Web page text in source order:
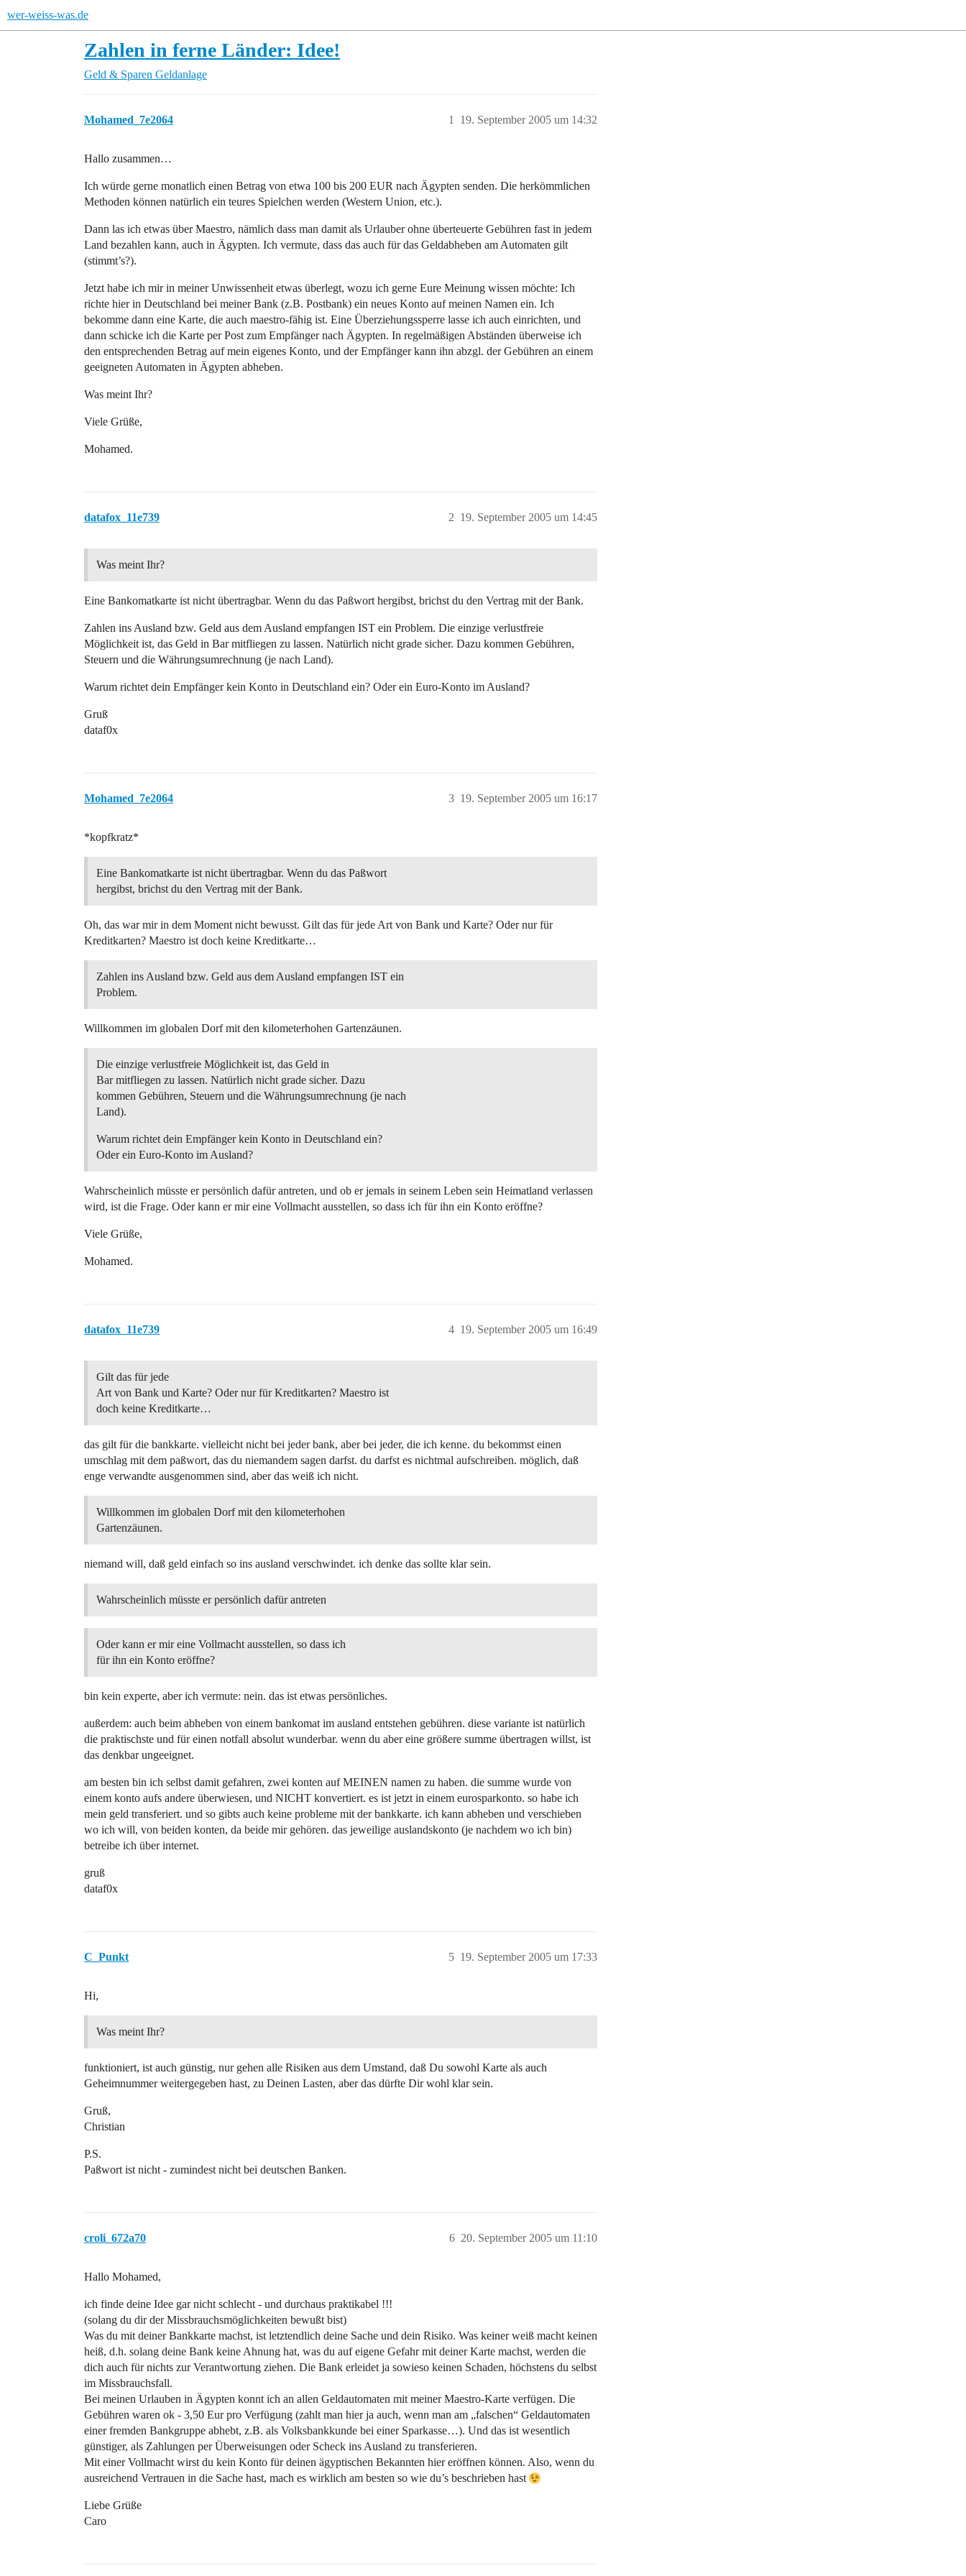
wer-weiss-was.de
Zahlen in ferne Länder: Idee!
Geld & Sparen Geldanlage
Mohamed_7e2064 19. September 2005 um 14:32
1
Hallo zusammen…
Ich würde gerne monatlich einen Betrag von etwa 100 bis 200 EUR nach Ägypten senden. Die herkömmlichen
Methoden können natürlich ein teures Spielchen werden (Western Union, etc.).
Dann las ich etwas über Maestro, nämlich dass man damit als Urlauber ohne überteuerte Gebühren fast in jedem
Land bezahlen kann, auch in Ägypten. Ich vermute, dass das auch für das Geldabheben am Automaten gilt
(stimmt’s?).
Jetzt habe ich mir in meiner Unwissenheit etwas überlegt, wozu ich gerne Eure Meinung wissen möchte: Ich
richte hier in Deutschland bei meiner Bank (z.B. Postbank) ein neues Konto auf meinen Namen ein. Ich
bekomme dann eine Karte, die auch maestro-fähig ist. Eine Überziehungssperre lasse ich auch einrichten, und
dann schicke ich die Karte per Post zum Empfänger nach Ägypten. In regelmäßigen Abständen überweise ich
den entsprechenden Betrag auf mein eigenes Konto, und der Empfänger kann ihn abzgl. der Gebühren an einem
geeigneten Automaten in Ägypten abheben.
Was meint Ihr?
Viele Grüße,
Mohamed.
datafox_11e739 19. September 2005 um 14:45
2
Was meint Ihr?
Eine Bankomatkarte ist nicht übertragbar. Wenn du das Paßwort hergibst, brichst du den Vertrag mit der Bank.
Zahlen ins Ausland bzw. Geld aus dem Ausland empfangen IST ein Problem. Die einzige verlustfreie
Möglichkeit ist, das Geld in Bar mitfliegen zu lassen. Natürlich nicht grade sicher. Dazu kommen Gebühren,
Steuern und die Währungsumrechnung (je nach Land).
Warum richtet dein Empfänger kein Konto in Deutschland ein? Oder ein Euro-Konto im Ausland?
Gruß
dataf0x
Mohamed_7e2064 19. September 2005 um 16:17
3
*kopfkratz*
Eine Bankomatkarte ist nicht übertragbar. Wenn du das Paßwort
hergibst, brichst du den Vertrag mit der Bank.
Oh, das war mir in dem Moment nicht bewusst. Gilt das für jede Art von Bank und Karte? Oder nur für
Kreditkarten? Maestro ist doch keine Kreditkarte…
Zahlen ins Ausland bzw. Geld aus dem Ausland empfangen IST ein
Problem.
Willkommen im globalen Dorf mit den kilometerhohen Gartenzäunen.
Die einzige verlustfreie Möglichkeit ist, das Geld in
Bar mitfliegen zu lassen. Natürlich nicht grade sicher. Dazu
kommen Gebühren, Steuern und die Währungsumrechnung (je nach
Land).
Warum richtet dein Empfänger kein Konto in Deutschland ein?
Oder ein Euro-Konto im Ausland?
Wahrscheinlich müsste er persönlich dafür antreten, und ob er jemals in seinem Leben sein Heimatland verlassen
wird, ist die Frage. Oder kann er mir eine Vollmacht ausstellen, so dass ich für ihn ein Konto eröffne?
Viele Grüße,
Mohamed.
datafox_11e739 19. September 2005 um 16:49
4
Gilt das für jede
Art von Bank und Karte? Oder nur für Kreditkarten? Maestro ist
doch keine Kreditkarte…
das gilt für die bankkarte. vielleicht nicht bei jeder bank, aber bei jeder, die ich kenne. du bekommst einen
umschlag mit dem paßwort, das du niemandem sagen darfst. du darfst es nichtmal aufschreiben. möglich, daß
enge verwandte ausgenommen sind, aber das weiß ich nicht.
Willkommen im globalen Dorf mit den kilometerhohen
Gartenzäunen.
niemand will, daß geld einfach so ins ausland verschwindet. ich denke das sollte klar sein.
Wahrscheinlich müsste er persönlich dafür antreten
Oder kann er mir eine Vollmacht ausstellen, so dass ich
für ihn ein Konto eröffne?
bin kein experte, aber ich vermute: nein. das ist etwas persönliches.
außerdem: auch beim abheben von einem bankomat im ausland entstehen gebühren. diese variante ist natürlich
die praktischste und für einen notfall absolut wunderbar. wenn du aber eine größere summe übertragen willst, ist
das denkbar ungeeignet.
am besten bin ich selbst damit gefahren, zwei konten auf MEINEN namen zu haben. die summe wurde von
einem konto aufs andere überwiesen, und NICHT konvertiert. es ist jetzt in einem eurosparkonto. so habe ich
mein geld transferiert. und so gibts auch keine probleme mit der bankkarte. ich kann abheben und verschieben
wo ich will, von beiden konten, da beide mir gehören. das jeweilige auslandskonto (je nachdem wo ich bin)
betreibe ich über internet.
gruß
dataf0x
C_Punkt 19. September 2005 um 17:33
5
Hi,
Was meint Ihr?
funktioniert, ist auch günstig, nur gehen alle Risiken aus dem Umstand, daß Du sowohl Karte als auch
Geheimnummer weitergegeben hast, zu Deinen Lasten, aber das dürfte Dir wohl klar sein.
Gruß,
Christian
P.S.
Paßwort ist nicht - zumindest nicht bei deutschen Banken.
croli_672a70 20. September 2005 um 11:10
6
Hallo Mohamed,
ich finde deine Idee gar nicht schlecht - und durchaus praktikabel !!!
(solang du dir der Missbrauchsmöglichkeiten bewußt bist)
Was du mit deiner Bankkarte machst, ist letztendlich deine Sache und dein Risiko. Was keiner weiß macht keinen
heiß, d.h. solang deine Bank keine Ahnung hat, was du auf eigene Gefahr mit deiner Karte machst, werden die
dich auch für nichts zur Verantwortung ziehen. Die Bank erleidet ja sowieso keinen Schaden, höchstens du selbst
im Missbrauchsfall.
Bei meinen Urlauben in Ägypten konnt ich an allen Geldautomaten mit meiner Maestro-Karte verfügen. Die
Gebühren waren ok - 3,50 Eur pro Verfügung (zahlt man hier ja auch, wenn man am „falschen“ Geldautomaten
einer fremden Bankgruppe abhebt, z.B. als Volksbankkunde bei einer Sparkasse…). Und das ist wesentlich
günstiger, als Zahlungen per Überweisungen oder Scheck ins Ausland zu transferieren.
Mit einer Vollmacht wirst du kein Konto für deinen ägyptischen Bekannten hier eröffnen können. Also, wenn du
ausreichend Vertrauen in die Sache hast, mach es wirklich am besten so wie du’s beschrieben hast
Liebe Grüße
Caro